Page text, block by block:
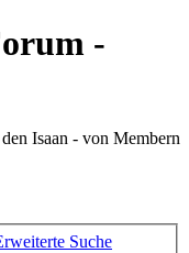
-
Isaan - von Membern
Suche